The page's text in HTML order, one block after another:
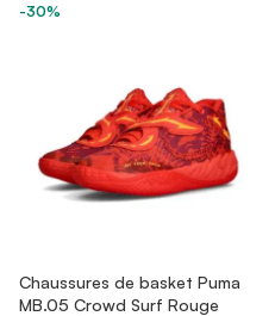
-30%
Chaussures de basket Puma
MB.05 Crowd Surf Rouge